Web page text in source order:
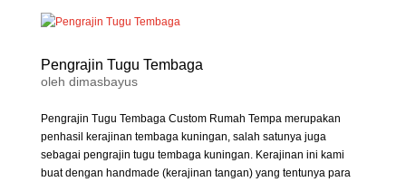
Pengrajin Tugu Tembaga
oleh dimasbayus
Pengrajin Tugu Tembaga Custom Rumah Tempa merupakan
penhasil kerajinan tembaga kuningan, salah satunya juga
sebagai pengrajin tugu tembaga kuningan. Kerajinan ini kami
buat dengan handmade (kerajinan tangan) yang tentunya para